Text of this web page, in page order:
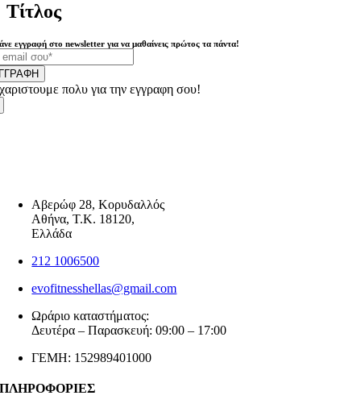
Τίτλος
εγγραφή στο newsletter για να μαθαίνεις πρώτος τα πάντα!
πολυ για την εγγραφη σου!
Αβερώφ 28, Κορυδαλλός
Αθήνα, Τ.Κ. 18120,
Ελλάδα
212 1006500
evofitnesshellas@gmail.com
Ωράριο καταστήματος:
Δευτέρα – Παρασκευή: 09:00 – 17:00
ΓΕΜΗ: 152989401000
ΠΛΗΡΟΦΟΡΙΕΣ